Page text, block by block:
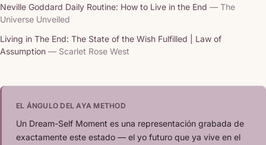
Neville Goddard Daily Routine: How to Live in the End — The
Universe Unveiled
Living in The End: The State of the Wish Fulfilled | Law of
Assumption — Scarlet Rose West
EL ÁNGULO DEL AYA METHOD
Un Dream-Self Moment es una representación grabada de
exactamente este estado — el yo futuro que ya vive en el